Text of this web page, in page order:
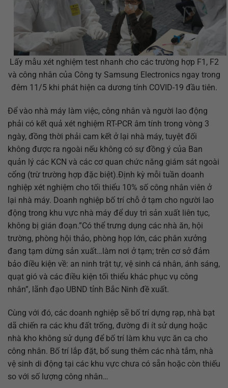
Lấy mẫu xét nghiệm test nhanh cho các trường hợp F1, F2
và công nhân của Công ty Samsung Electronics ngay trong
đêm 11/5 khi phát hiện ca dương tính COVID-19 đầu tiên.
Để vào nhà máy làm việc, công nhân và người lao động
phải có kết quả xét nghiệm RT-PCR âm tính trong vòng 3
ngày, đồng thời phải cam kết ở lại nhà máy, tuyệt đối
không được ra ngoài nếu không có sự đồng ý của Ban
quản lý các KCN và các cơ quan chức năng giám sát ngoài
cổng (trừ trường hợp đặc biệt).Định kỳ mỗi tuần doanh
nghiệp xét nghiệm cho tối thiểu 10% số công nhân viên ở
lại nhà máy. Doanh nghiệp bố trí chỗ ở tạm cho người lao
động trong khu vực nhà máy để duy trì sản xuất liên tục,
không bị gián đoạn.”Có thể trưng dụng các nhà ăn, hội
trường, phòng hội thảo, phòng họp lớn, các phân xưởng
đang tạm dừng sản xuất…làm nơi ở tạm; trên cơ sở đảm
bảo điều kiện về: an ninh trật tự, vệ sinh cá nhân, ánh sáng,
quạt gió và các điều kiện tối thiểu khác phục vụ công
nhân”, lãnh đạo UBND tỉnh Bắc Ninh đề xuất.
Cùng với đó, các doanh nghiệp sẽ bố trí dựng rạp, nhà bạt
dã chiến ra các khu đất trống, đường đi ít sử dụng hoặc
nhà kho không sử dụng để bố trí làm khu vực ăn ca cho
công nhân. Bố trí lắp đặt, bổ sung thêm các nhà tắm, nhà
vệ sinh di động tại các khu vực chưa có sẵn hoặc còn thiếu
so với số lượng công nhân…